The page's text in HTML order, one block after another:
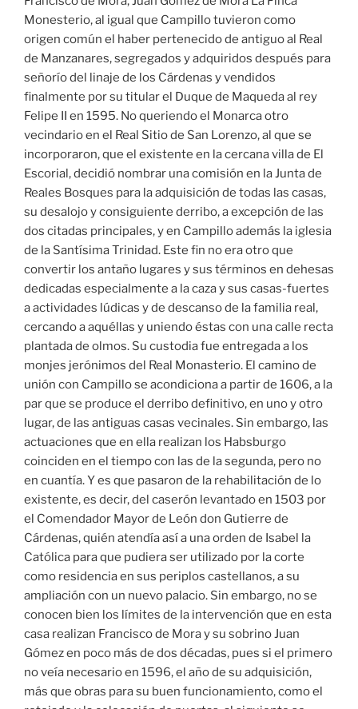
Monesterio, al igual que Campillo tuvieron como
origen común el haber pertenecido de antiguo al Real
de Manzanares, segregados y adquiridos después para
señorío del linaje de los Cárdenas y vendidos
finalmente por su titular el Duque de Maqueda al rey
Felipe II en 1595. No queriendo el Monarca otro
vecindario en el Real Sitio de San Lorenzo, al que se
incorporaron, que el existente en la cercana villa de El
Escorial, decidió nombrar una comisión en la Junta de
Reales Bosques para la adquisición de todas las casas,
su desalojo y consiguiente derribo, a excepción de las
dos citadas principales, y en Campillo además la iglesia
de la Santísima Trinidad. Este fin no era otro que
convertir los antaño lugares y sus términos en dehesas
dedicadas especialmente a la caza y sus casas-fuertes
a actividades lúdicas y de descanso de la familia real,
cercando a aquéllas y uniendo éstas con una calle recta
plantada de olmos. Su custodia fue entregada a los
monjes jerónimos del Real Monasterio. El camino de
unión con Campillo se acondiciona a partir de 1606, a la
par que se produce el derribo definitivo, en uno y otro
lugar, de las antiguas casas vecinales. Sin embargo, las
actuaciones que en ella realizan los Habsburgo
coinciden en el tiempo con las de la segunda, pero no
en cuantía. Y es que pasaron de la rehabilitación de lo
existente, es decir, del caserón levantado en 1503 por
el Comendador Mayor de León don Gutierre de
Cárdenas, quién atendía así a una orden de Isabel la
Católica para que pudiera ser utilizado por la corte
como residencia en sus periplos castellanos, a su
ampliación con un nuevo palacio. Sin embargo, no se
conocen bien los límites de la intervención que en esta
casa realizan Francisco de Mora y su sobrino Juan
Gómez en poco más de dos décadas, pues si el primero
no veía necesario en 1596, el año de su adquisición,
más que obras para su buen funcionamiento, como el